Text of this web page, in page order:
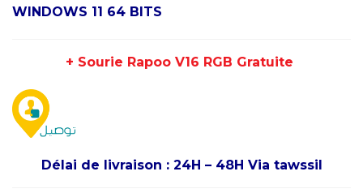
WINDOWS 11 64 BITS
+ Sourie Rapoo V16 RGB Gratuite
Délai de livraison : 24H – 48H Via tawssil